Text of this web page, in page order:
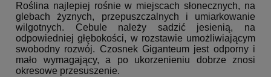
Roślina najlepiej rośnie w miejscach słonecznych, na
glebach żyznych, przepuszczalnych i umiarkowanie
wilgotnych. Cebule należy sadzić jesienią, na
odpowiedniej głębokości, w rozstawie umożliwiającym
swobodny rozwój. Czosnek Giganteum jest odporny i
mało wymagający, a po ukorzenieniu dobrze znosi
okresowe przesuszenie.